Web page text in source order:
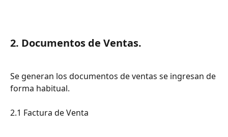
2. Documentos de Ventas.
Se generan los documentos de ventas se ingresan de
forma habitual.
2.1 Factura de Venta